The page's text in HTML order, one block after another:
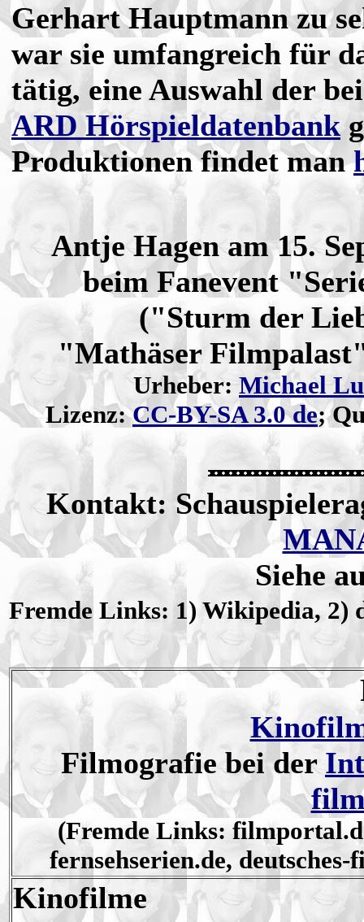
Gerhart Hauptmann zu
war sie umfangreich für
tätig, eine Auswahl der
ARD Hörspieldatenbank
Produktionen findet man
Antje Hagen am 15.
beim Fanevent
("Sturm der
"Mathäser
Urheber:Michael
Lizenz:CC-BY-SA 3.0 de;
Kontakt:
Siehe
Fremde Links: 1) Wikipedia, 2)
Filmografie bei der
(Fremde Links:
fernsehserien.de,
Kinofilme